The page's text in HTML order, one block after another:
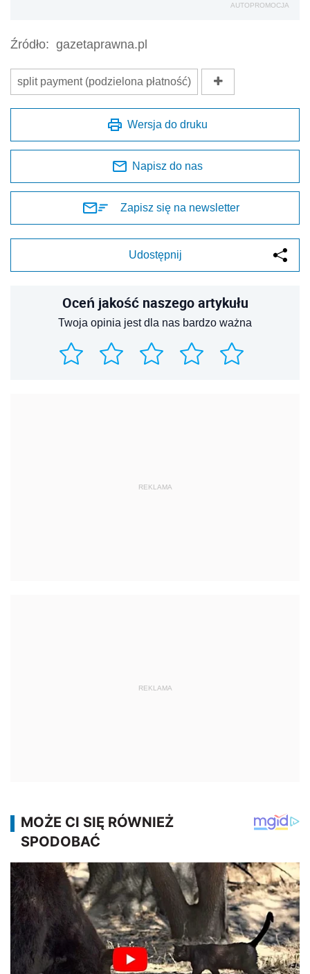
AUTOPROMOCJA
Źródło: gazetaprawna.pl
split payment (podzielona płatność)
Wersja do druku
Napisz do nas
Zapisz się na newsletter
Udostępnij
Oceń jakość naszego artykułu
Twoja opinia jest dla nas bardzo ważna
REKLAMA
REKLAMA